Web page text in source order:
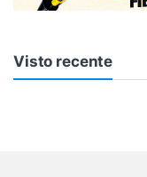
Visto recente